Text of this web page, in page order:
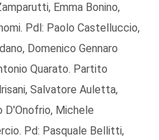
Emma Bonino,
Pdl: Paolo Castelluccio,
Domenico Gennaro
Quarato. Partito
Salvatore Auletta,
D'Onofrio, Michele
Pd: Pasquale Bellitti,